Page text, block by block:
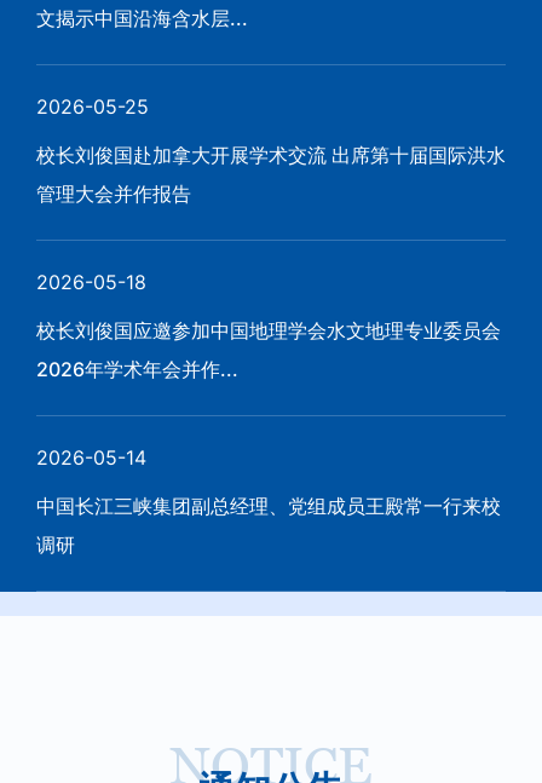
文揭示中国沿海含水层...
2026-05-25
校长刘俊国赴加拿大开展学术交流 出席第十届国际洪水
管理大会并作报告
2026-05-18
校长刘俊国应邀参加中国地理学会水文地理专业委员会
2026年学术年会并作...
2026-05-14
中国长江三峡集团副总经理、党组成员王殿常一行来校
调研
NOTICE